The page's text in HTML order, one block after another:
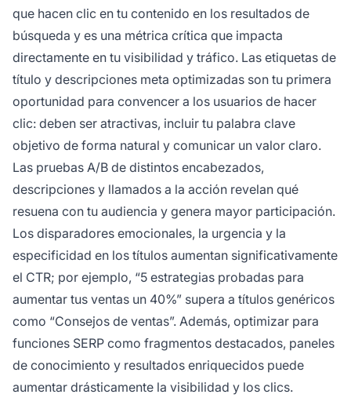
que hacen clic en tu contenido en los resultados de
búsqueda y es una métrica crítica que impacta
directamente en tu visibilidad y tráfico. Las etiquetas de
título y descripciones meta optimizadas son tu primera
oportunidad para convencer a los usuarios de hacer
clic: deben ser atractivas, incluir tu palabra clave
objetivo de forma natural y comunicar un valor claro.
Las pruebas A/B de distintos encabezados,
descripciones y llamados a la acción revelan qué
resuena con tu audiencia y genera mayor participación.
Los disparadores emocionales, la urgencia y la
especificidad en los títulos aumentan significativamente
el CTR; por ejemplo, “5 estrategias probadas para
aumentar tus ventas un 40%” supera a títulos genéricos
como “Consejos de ventas”. Además, optimizar para
funciones SERP como fragmentos destacados, paneles
de conocimiento y resultados enriquecidos puede
aumentar drásticamente la visibilidad y los clics.